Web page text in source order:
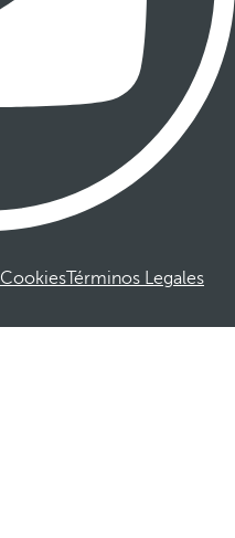
CookiesTérminos Legales